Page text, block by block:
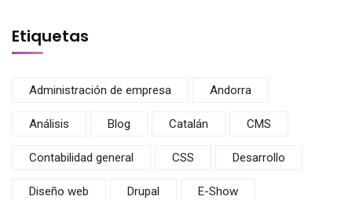
Etiquetas
Administración de empresa Andorra
Análisis Blog Catalán CMS
Contabilidad general CSS Desarrollo
Diseño web Drupal E-Show